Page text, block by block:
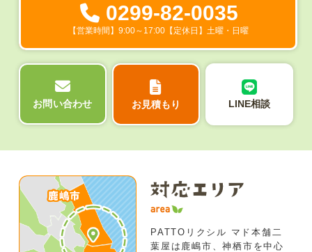
0299-82-0035
【営業時間】9:00～17:00【定休日】土曜・日曜
お問い合わせ お見積もり LINE相談
PATTOリクシル マド本舗二
葉屋は鹿嶋市、神栖市を中心